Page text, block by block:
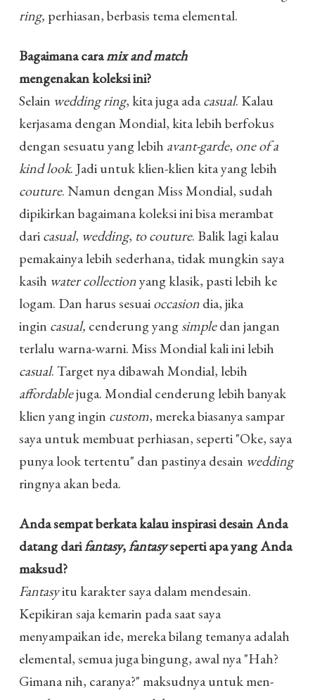
ring, perhiasan, berbasis tema elemental.
Bagaimana caramix and match
mengenakan koleksi ini?
Selain wedding ring, kita juga adacasual. Kalau
kerjasama dengan Mondial, kita lebih berfokus
dengan sesuatu yang lebih avant-garde, one of a
kind look. Jadi untuk klien-klien kita yang lebih
couture. Namun dengan Miss Mondial, sudah
dipikirkan bagaimana koleksi ini bisa merambat
daricasual, wedding, to couture. Balik lagi kalau
pemakainya lebih sederhana, tidak mungkin saya
kasih water collectionyang klasik, pasti lebih ke
logam. Dan harus sesuaioccasiondia, jika
ingin casual, cenderung yangsimpledan jangan
terlalu warna-warni. Miss Mondial kali ini lebih
casual. Target nya dibawah Mondial, lebih
affordablejuga. Mondial cenderung lebih banyak
klien yang ingin custom, mereka biasanya sampar
saya untuk membuat perhiasan, seperti "Oke, saya
punya look tertentu" dan pastinya desain wedding
ringnya akan beda.
Anda sempat berkata kalau inspirasi desain Anda
datang darifantasy,fantasyseperti apa yang Anda
maksud?
Fantasyitu karakter saya dalam mendesain.
Kepikiran saja kemarin pada saat saya
menyampaikan ide, mereka bilang temanya adalah
elemental, semua juga bingung, awal nya "Hah?
Gimana nih, caranya?" maksudnya untuk men-